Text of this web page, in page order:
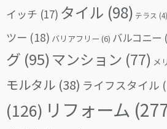
イッチ (17) タイル (98) テラス (4)
ツー (18) バリアフリー (6) バルコニー
グ (95)マンション (77) メ
モルタル (38) ライフスタイル
(126) リフォーム